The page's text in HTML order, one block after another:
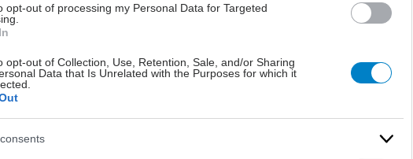
opt-out of processing my Personal Data for Targeted
opt-out of Collection, Use, Retention, Sale, and/or Sharing
Data that Is Unrelated with the Purposes for which it
και διαδικασία διάγνωσης
συμπτώματα είναι:
που εντείνονται προοδευτικά
ισορροπίας